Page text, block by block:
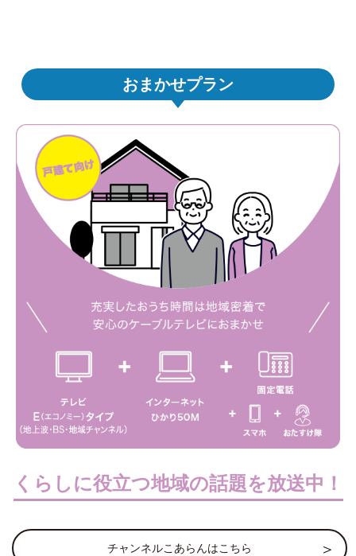
おまかせプラン
くらしに役立つ地域の話題を放送中！
チャンネルこあらんはこちら